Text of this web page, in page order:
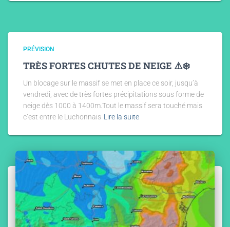
PRÉVISION
TRÈS FORTES CHUTES DE NEIGE ⚠️❄️
Un blocage sur le massif se met en place ce soir, jusqu’à
vendredi, avec de très fortes précipitations sous forme de
neige dès 1000 à 1400m.Tout le massif sera touché mais
c’est entre le Luchonnais Lire la suite